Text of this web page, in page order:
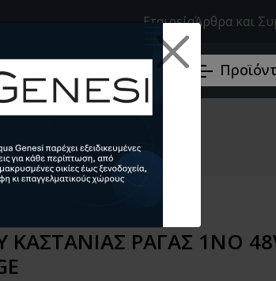
ΕταιρείαΆρθρα και
MGIR MAXGE
ΚΑΣΤΑΝΙΑΣ ΡΑΓΑΣ 1NO